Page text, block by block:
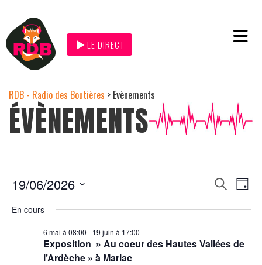
LE DIRECT
RDB - Radio des Boutières > Évènements
ÉVÈNEMENTS
vues
Recherche
de
Jour
19/06/2026
une
En cours
Exposition » Au coeur des Hautes Vallées de
l’Ardèche » à Mariac
6 mai à 08:00 - 19 juin à 17:00